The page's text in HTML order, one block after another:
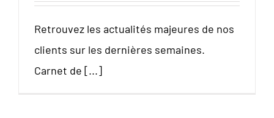
Retrouvez les actualités majeures de nos
clients sur les dernières semaines.
Carnet de [...]